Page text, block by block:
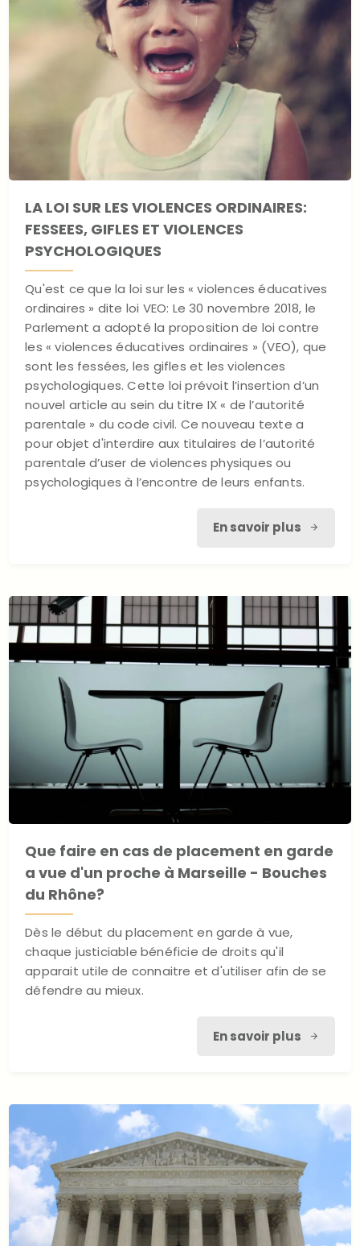
LA LOI SUR LES VIOLENCES ORDINAIRES:
FESSEES, GIFLES ET VIOLENCES
PSYCHOLOGIQUES
Qu'est ce que la loi sur les « violences éducatives
ordinaires » dite loi VEO: Le 30 novembre 2018, le
Parlement a adopté la proposition de loi contre
les « violences éducatives ordinaires » (VEO), que
sont les fessées, les gifles et les violences
psychologiques. Cette loi prévoit l’insertion d’un
nouvel article au sein du titre IX « de l’autorité
parentale » du code civil. Ce nouveau texte a
pour objet d'interdire aux titulaires de l’autorité
parentale d’user de violences physiques ou
psychologiques à l’encontre de leurs enfants.
En savoir plus
Que faire en cas de placement en garde
a vue d'un proche à Marseille - Bouches
du Rhône?
Dès le début du placement en garde à vue,
chaque justiciable bénéficie de droits qu'il
apparait utile de connaitre et d'utiliser afin de se
défendre au mieux.
En savoir plus